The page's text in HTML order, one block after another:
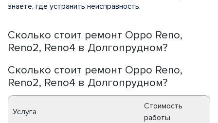
Сколько стоит ремонт Oppo Reno,
Reno2, Reno4 в Долгопрудном?
Сколько стоит ремонт Oppo Reno,
Reno2, Reno4 в Долгопрудном?
Услуга
Стоимость
работы
знаете, где устранить неисправность.